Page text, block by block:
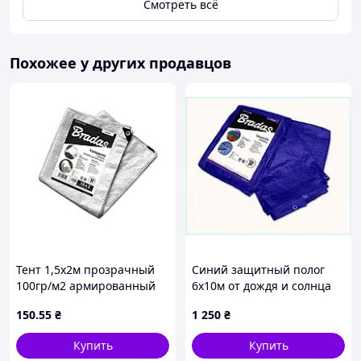
Прямой поставщик мангалов,
для отдыха на природе
Предлагаем широкий выбор мангалов: от
моделей — надёжные, компактные и удобные
Смотреть всё
Похожее у других продавцов
Тент 1,5х2м прозрачный
100гр/м2 армированный
ТМ BRADAS
150.55 ₴
Купить
Синий защитный полог
6х10м от дождя и солнца
1 250 ₴
Купить